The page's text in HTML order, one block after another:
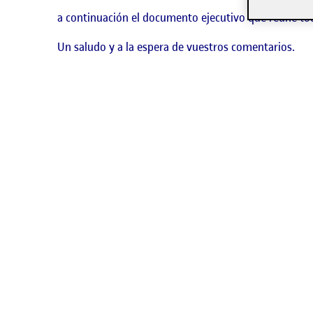
a continuación el documento ejecutivo que reúne
Un saludo y a la espera de vuestros comentarios.